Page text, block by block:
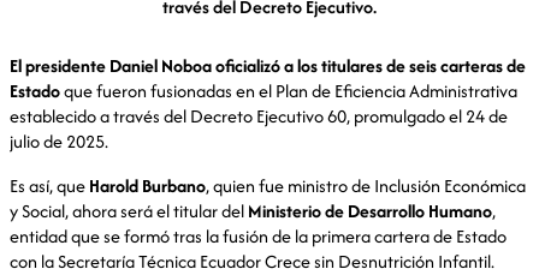
través del Decreto Ejecutivo.
El presidente Daniel Noboa oficializó a los titulares de seis carteras de
Estadoque fueron fusionadas en el Plan de Eficiencia Administrativa
establecido a través del Decreto Ejecutivo 60, promulgado el 24 de
julio de 2025.
Es así, queHarold Burbano, quien fue ministro de Inclusión Económica
y Social, ahora será el titular delMinisterio de Desarrollo Humano,
entidad que se formó tras la fusión de la primera cartera de Estado
con la Secretaría Técnica Ecuador Crece sin Desnutrición Infantil.